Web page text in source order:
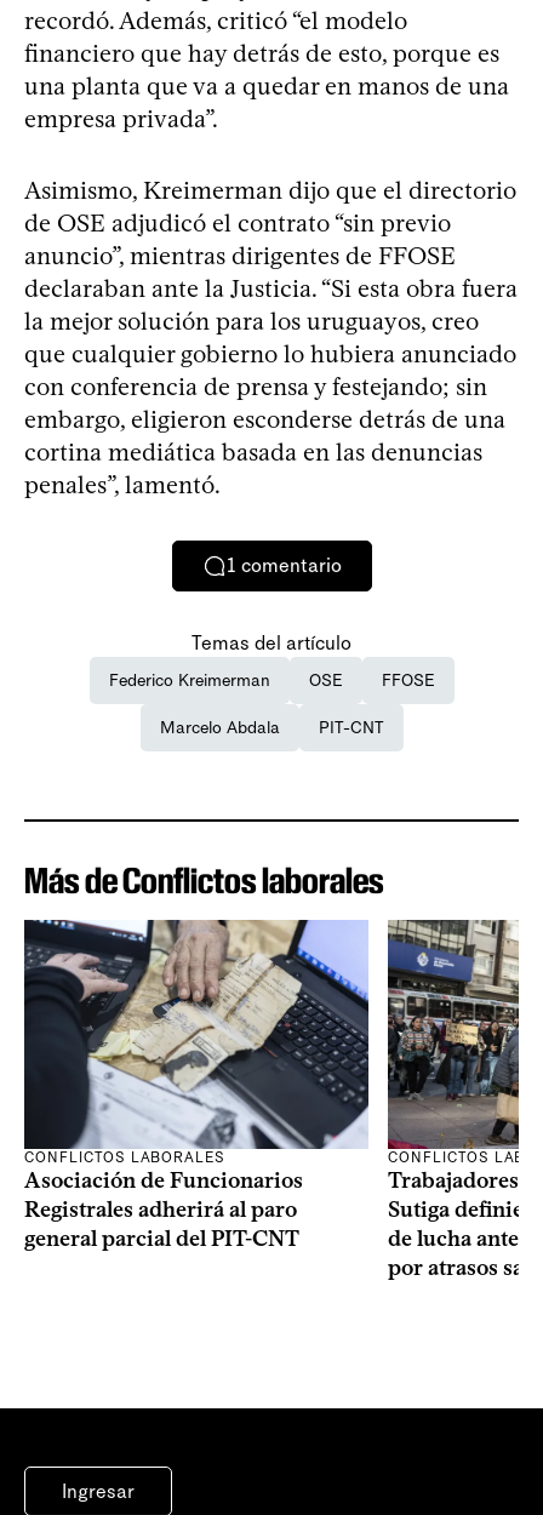
recordó. Además, criticó “el modelo
financiero que hay detrás de esto, porque es
una planta que va a quedar en manos de una
empresa privada”.
Asimismo, Kreimerman dijo que el directorio
de OSE adjudicó el contrato “sin previo
anuncio”, mientras dirigentes de FFOSE
declaraban ante la Justicia. “Si esta obra fuera
la mejor solución para los uruguayos, creo
que cualquier gobierno lo hubiera anunciado
con conferencia de prensa y festejando; sin
embargo, eligieron esconderse detrás de una
cortina mediática basada en las denuncias
penales”, lamentó.
1 comentario
Temas del artículo
Federico Kreimerman OSE FFOSE
Marcelo Abdala PIT-CNT
Más de Conflictos laborales
CONFLICTOS LABORALES
Asociación de Funcionarios
Registrales adherirá al paro
general parcial del PIT-CNT
CONFLICTOS
Trabajadores
Sutiga
de lucha ante
por atrasos
Ingresar